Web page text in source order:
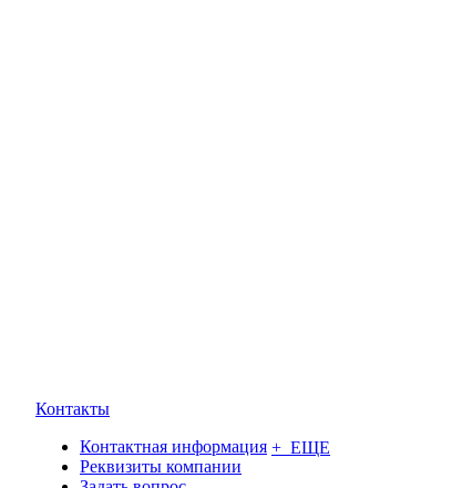
Контакты
Контактная информация
Реквизиты компании
+ ЕЩЕ